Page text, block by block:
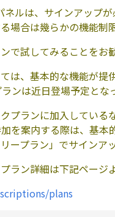
ネルは、サインアップ
場合は幾らかの機能制
で試してみることをお
は、基本的な機能が
ンは近日登場予定とな
プランに加入してい
を案内する際は、基
ープラン」でサインア
ラン詳細は下記ページ
plans